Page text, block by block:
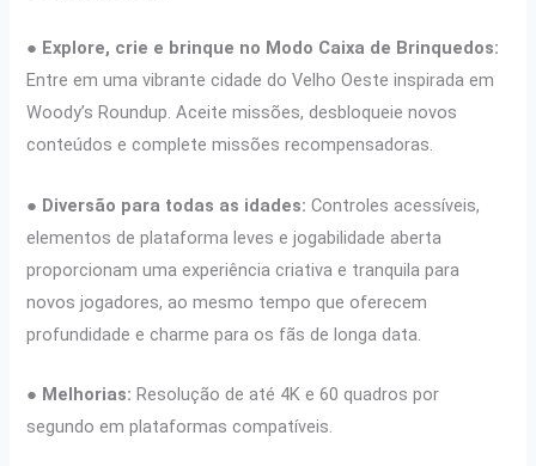
● Explore, crie e brinque no Modo Caixa de Brinquedos:
Entre em uma vibrante cidade do Velho Oeste inspirada em
Woody’s Roundup. Aceite missões, desbloqueie novos
conteúdos e complete missões recompensadoras.
● Diversão para todas as idades:Controles acessíveis,
elementos de plataforma leves e jogabilidade aberta
proporcionam uma experiência criativa e tranquila para
novos jogadores, ao mesmo tempo que oferecem
profundidade e charme para os fãs de longa data.
● Melhorias:Resolução de até 4K e 60 quadros por
segundo em plataformas compatíveis.